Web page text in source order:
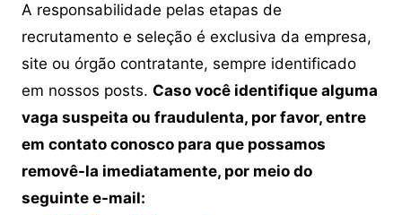
A responsabilidade pelas etapas de
recrutamento e seleção é exclusiva da empresa,
site ou órgão contratante, sempre identificado
em nossos posts. Caso você identifique alguma
vaga suspeita ou fraudulenta, por favor, entre
em contato conosco para que possamos
removê-la imediatamente, por meio do
seguinte e-mail: